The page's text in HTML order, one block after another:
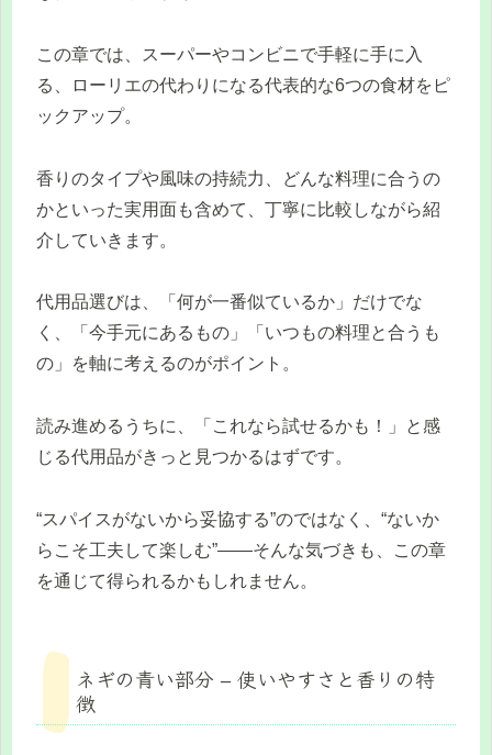
この章では、スーパーやコンビニで手軽に手に入
る、ローリエの代わりになる代表的な6つの食材をピ
ックアップ。
香りのタイプや風味の持続力、どんな料理に合うの
かといった実用面も含めて、丁寧に比較しながら紹
介していきます。
代用品選びは、「何が一番似ているか」だけでな
く、「今手元にあるもの」「いつもの料理と合うも
の」を軸に考えるのがポイント。
読み進めるうちに、「これなら試せるかも！」と感
じる代用品がきっと見つかるはずです。
“スパイスがないから妥協する”のではなく、“ないか
らこそ工夫して楽しむ”——そんな気づきも、この章
を通じて得られるかもしれません。
ネギの青い部分 – 使いやすさと香りの特
徴